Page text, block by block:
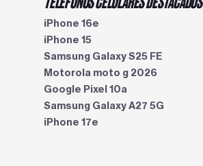
iPhone 16e
iPhone 15
Samsung Galaxy S25 FE
Motorola moto g 2026
Google Pixel 10a
Samsung Galaxy A27 5G
iPhone 17e